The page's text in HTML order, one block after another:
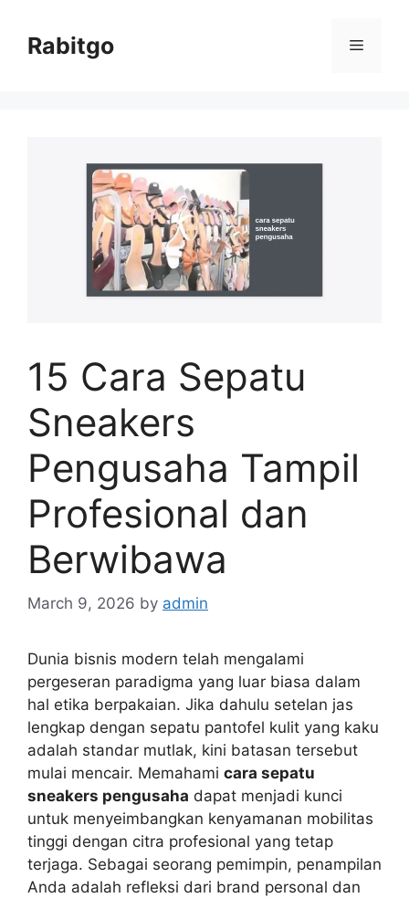
contentRabitgo Menu
15 Cara Sepatu
Sneakers
Pengusaha Tampil
Profesional dan
Berwibawa
March 9, 2026 by admin
Dunia bisnis modern telah mengalami
pergeseran paradigma yang luar biasa dalam
hal etika berpakaian. Jika dahulu setelan jas
lengkap dengan sepatu pantofel kulit yang kaku
adalah standar mutlak, kini batasan tersebut
mulai mencair. Memahami cara sepatu
sneakers pengusaha dapat menjadi kunci
untuk menyeimbangkan kenyamanan mobilitas
tinggi dengan citra profesional yang tetap
terjaga. Sebagai seorang pemimpin, penampilan
Anda adalah refleksi dari brand personal dan